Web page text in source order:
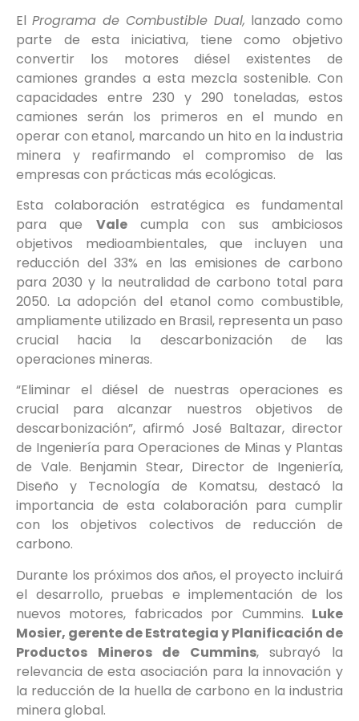
El Programa de Combustible Dual, lanzado como
parte de esta iniciativa, tiene como objetivo
convertir los motores diésel existentes de
camiones grandes a esta mezcla sostenible. Con
capacidades entre 230 y 290 toneladas, estos
camiones serán los primeros en el mundo en
operar con etanol, marcando un hito en la industria
minera y reafirmando el compromiso de las
empresas con prácticas más ecológicas.
Esta colaboración estratégica es fundamental
para que Valecumpla con sus ambiciosos
objetivos medioambientales, que incluyen una
reducción del 33% en las emisiones de carbono
para 2030 y la neutralidad de carbono total para
2050. La adopción del etanol como combustible,
ampliamente utilizado en Brasil, representa un paso
crucial hacia la descarbonización de las
operaciones mineras.
“Eliminar el diésel de nuestras operaciones es
crucial para alcanzar nuestros objetivos de
descarbonización”, afirmó José Baltazar, director
de Ingeniería para Operaciones de Minas y Plantas
de Vale. Benjamin Stear, Director de Ingeniería,
Diseño y Tecnología de Komatsu, destacó la
importancia de esta colaboración para cumplir
con los objetivos colectivos de reducción de
carbono.
Durante los próximos dos años, el proyecto incluirá
el desarrollo, pruebas e implementación de los
nuevos motores, fabricados por Cummins. Luke
Mosier, gerente de Estrategia y Planificación de
Productos Mineros de Cummins, subrayó la
relevancia de esta asociación para la innovación y
la reducción de la huella de carbono en la industria
minera global.